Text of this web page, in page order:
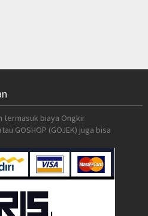
termasuk biaya Ongkir
GOSHOP (GOJEK) juga bisa